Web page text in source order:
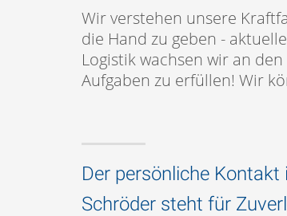
Wir verstehen unsere
die Hand zu geben -
Logistik wachsen wir an
Aufgaben zu erfüllen! Wir
Der persönliche Kontakt
Schröder steht für